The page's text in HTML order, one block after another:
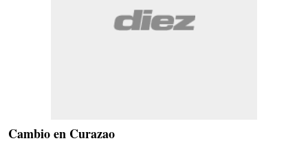
Cambio en Curazao